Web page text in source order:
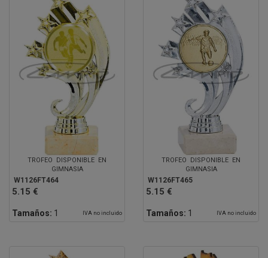
TROFEO DISPONIBLE EN
GIMNASIA
W1126FT464
5.15 €
Tamaños: 1 IVA no incluido
TROFEO DISPONIBLE EN
GIMNASIA
W1126FT465
5.15 €
Tamaños: 1 IVA no incluido